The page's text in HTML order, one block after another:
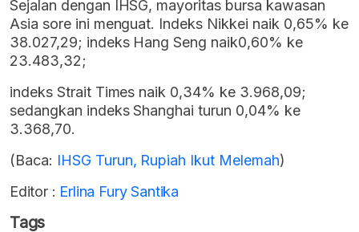
Sejalan dengan IHSG, mayoritas bursa kawasan
Asia sore ini menguat. Indeks Nikkei naik 0,65% ke
38.027,29; indeks Hang Seng naik0,60% ke
23.483,32;
indeks Strait Times naik 0,34% ke 3.968,09;
sedangkan indeks Shanghai turun 0,04% ke
3.368,70.
(Baca: IHSG Turun, Rupiah Ikut Melemah)
Editor : Erlina Fury Santika
Tags